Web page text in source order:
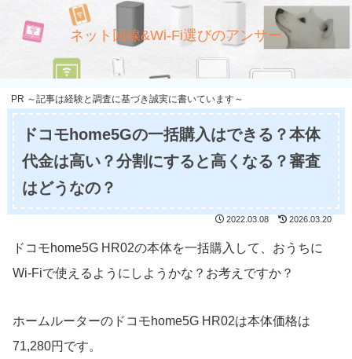
ネット回線&Wi-Fi選びのアンサー
PR ～記事は経験と調査に基づき誠実に書いています～
ドコモhome5Gの一括購入はできる？本体
代金は高い？分割にすると高くなる？審査
はどうなの？
2022.03.08 2026.03.20
ドコモhome5G HR02の本体を一括購入して、おうちに
Wi-Fiで使えるようにしようかな？お考えですか？
ホームルーターのドコモhome5G HR02は本体価格は
71,280円です。